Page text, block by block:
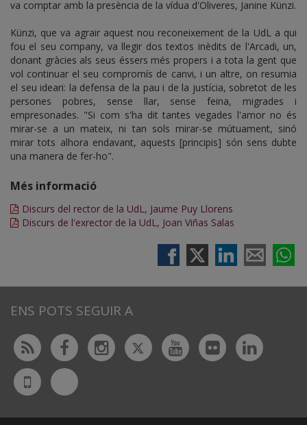
va comptar amb la presència de la vídua d'Oliveres, Janine Künzi.
Künzi, que va agrair aquest nou reconeixement de la UdL a qui
fou el seu company, va llegir dos textos inèdits de l'Arcadi, un,
donant gràcies als seus éssers més propers i a tota la gent que
vol continuar el seu compromís de canvi, i un altre, on resumia
el seu ideari: la defensa de la pau i de la justícia, sobretot de les
persones pobres, sense llar, sense feina, migrades i
empresonades. "Si com s'ha dit tantes vegades l'amor no és
mirar-se a un mateix, ni tan sols mirar-se mútuament, sinó
mirar tots alhora endavant, aquests [principis] són sens dubte
una manera de fer-ho".
Més informació
Discurs del rector de la UdL, Jaume Puy Llorens
Discurs de l'exrector de la UdL, Joan Viñas Salas
ENS POTS SEGUIR A
Rss FacebookInstagram
TwitterYoutubeFlickr
UdL
App
Bluesky